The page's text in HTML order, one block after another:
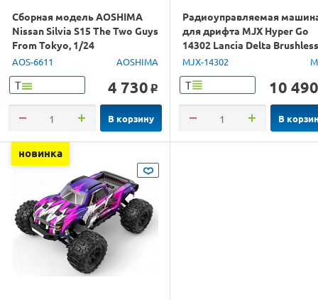
Сборная модель AOSHIMA
Nissan Silvia S15 The Two Guys
From Tokyo, 1/24
AOS-6611 AOSHIMA
Т 4 730 o
В корзину
Радиоуправляемая
для дрифта MJX Hyper Go
14302 Lancia Delta Brushless
4WD 2.4G LED 1/14 RTR
MJX-14302
Т 10 490
В
новинка